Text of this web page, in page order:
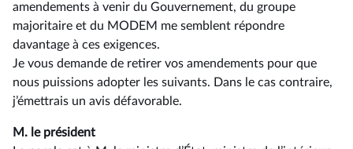
amendements à venir du Gouvernement, du groupe
majoritaire et du MODEM me semblent répondre
davantage à ces exigences.
Je vous demande de retirer vos amendements pour que
nous puissions adopter les suivants. Dans le cas contraire,
j’émettrais un avis défavorable.
M. le président